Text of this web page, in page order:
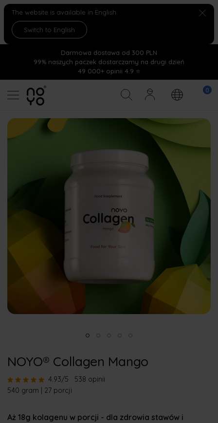
The website is available in English.
Switch to English
Darmowa dostawa od 300 PLN
99% naszych paczek dostarczamy na drugi dzień
49 000+ opinii 4.9 ⭐
NOYO® Collagen Mango
540 gram | 27 porcji
4.93/5 538 opinii
Aż 18g kolagenu w porcji - dla zdrowia stawów i